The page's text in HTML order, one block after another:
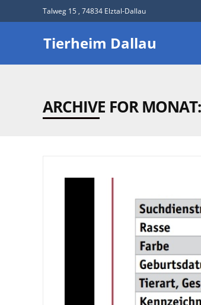
Talweg 15 , 74834 Elztal-Dallau
Tierheim Dallau
ARCHIVE FOR MONAT: